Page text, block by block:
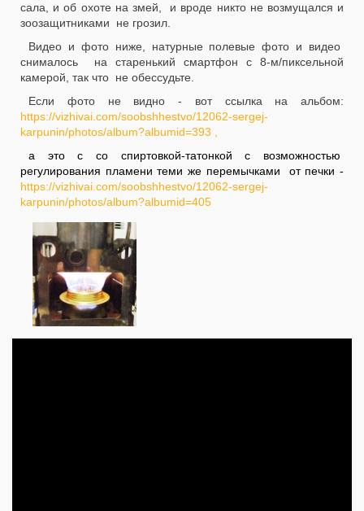
сала, и об охоте на змей, и вроде никто не возмущался и
зоозащитниками не грозил.
Видео и фото ниже, натурные полевые фото и видео
снималось на старенький смартфон с 8-м/пиксельной
камерой, так что не обессудьте.
Если фото не видно - вот ссылка на альбом:
https://vizhivai.com/soobshhestvo/12062-sergej-
karpunin/photos/album?albumid=393 ,
а это с со спиртовкой-татонкой с возможностью
регулирования пламени теми же перемычками от печки -
https://vizhivai.com/soobshhestvo/12062-sergej-
karpunin/photos/album?albumid=405